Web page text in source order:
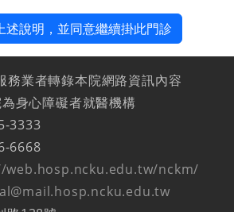
述說明，並同意繼續掛此門診
務業者轉錄本院網路資訊內容
身心障礙者就醫機構
3333
6668
nckm/